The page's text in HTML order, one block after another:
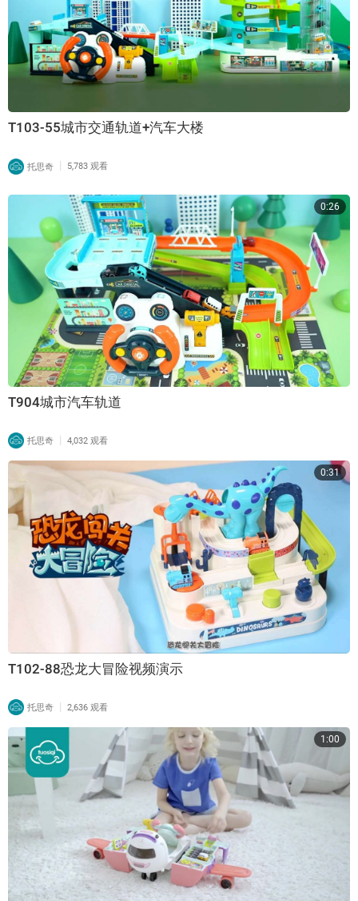
T103-55城市交通轨道+汽车大楼
托思奇 | 5,783 观看
0:26
T904城市汽车轨道
托思奇 | 4,032 观看
0:31
T102-88恐龙大冒险视频演示
托思奇 | 2,636 观看
1:00